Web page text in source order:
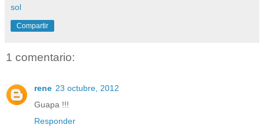
sol
Compartir
1 comentario:
rene 23 octubre, 2012
Guapa !!!
Responder